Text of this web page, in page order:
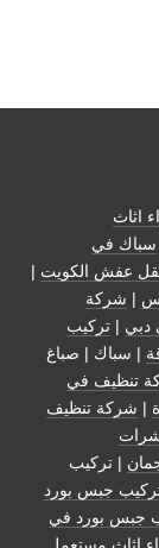
اثاث
سباك في
عفش الكويت |
| شركة
دبي | تركيب
| سباك | صباغ
تنظيف في
| شركة تنظيف
| تركيب
جبس بورد
جبس بورد في